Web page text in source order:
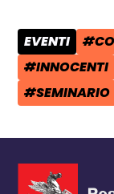
CATEGORIA
EVENTI TAG:
TAG:
#INNOCENTI
TAG:
#SEMINARIO